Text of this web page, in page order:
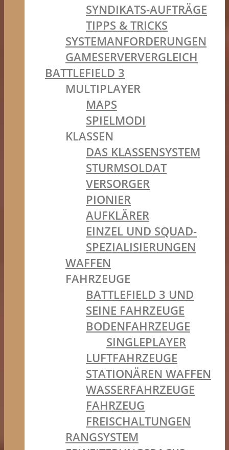
SYNDIKATS-AUFTRÄGE
TIPPS & TRICKS
SYSTEMANFORDERUNGEN
GAMESERVERVERGLEICH
BATTLEFIELD 3
MULTIPLAYER
MAPS
SPIELMODI
KLASSEN
DAS KLASSENSYSTEM
STURMSOLDAT
VERSORGER
PIONIER
AUFKLÄRER
EINZEL UND SQUAD-
SPEZIALISIERUNGEN
WAFFEN
FAHRZEUGE
BATTLEFIELD 3 UND
SEINE FAHRZEUGE
BODENFAHRZEUGE
SINGLEPLAYER
LUFTFAHRZEUGE
STATIONÄREN WAFFEN
WASSERFAHRZEUGE
FAHRZEUG
FREISCHALTUNGEN
RANGSYSTEM